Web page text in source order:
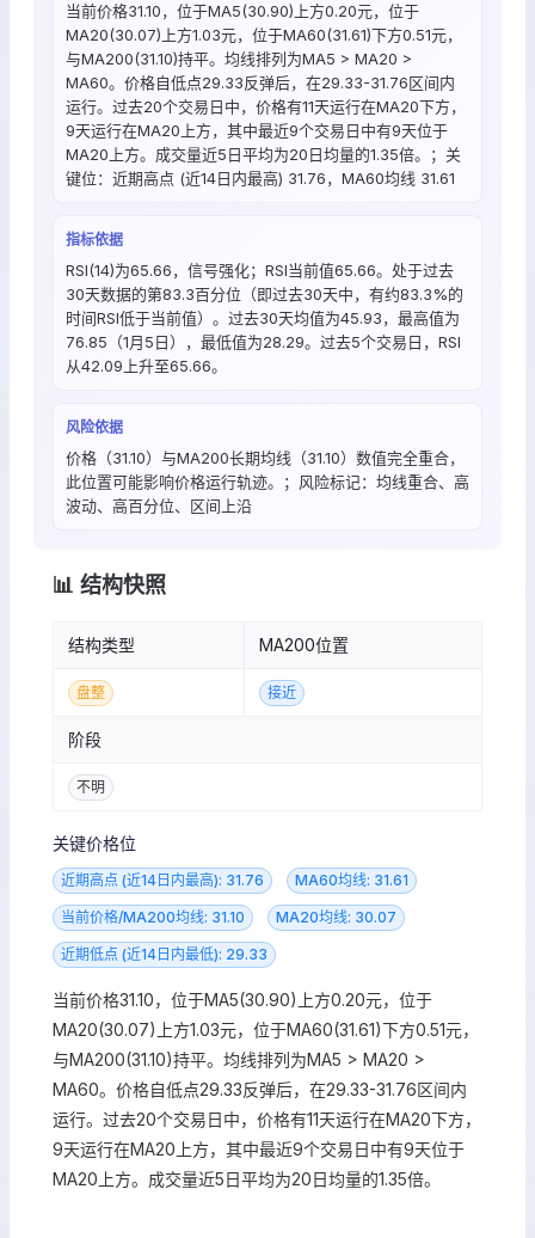
当前价格31.10，位于MA5(30.90)上方0.20元，位于
MA20(30.07)上方1.03元，位于MA60(31.61)下方0.51元，
与MA200(31.10)持平。均线排列为MA5 > MA20 >
MA60。价格自低点29.33反弹后，在29.33-31.76区间内
运行。过去20个交易日中，价格有11天运行在MA20下方，
9天运行在MA20上方，其中最近9个交易日中有9天位于
MA20上方。成交量近5日平均为20日均量的1.35倍。；关
键位：近期高点 (近14日内最高) 31.76，MA60均线 31.61
指标依据
RSI(14)为65.66，信号强化；RSI当前值65.66。处于过去
30天数据的第83.3百分位（即过去30天中，有约83.3%的
时间RSI低于当前值）。过去30天均值为45.93，最高值为
76.85（1月5日），最低值为28.29。过去5个交易日，RSI
从42.09上升至65.66。
风险依据
价格（31.10）与MA200长期均线（31.10）数值完全重合，
此位置可能影响价格运行轨迹。；风险标记：均线重合、高
波动、高百分位、区间上沿
📊 结构快照
结构类型 MA200位置
盘整 接近
阶段
不明
关键价格位
近期高点 (近14日内最高): 31.76 MA60均线: 31.61
当前价格/MA200均线: 31.10 MA20均线: 30.07
近期低点 (近14日内最低): 29.33
当前价格31.10，位于MA5(30.90)上方0.20元，位于
MA20(30.07)上方1.03元，位于MA60(31.61)下方0.51元，
与MA200(31.10)持平。均线排列为MA5 > MA20 >
MA60。价格自低点29.33反弹后，在29.33-31.76区间内
运行。过去20个交易日中，价格有11天运行在MA20下方，
9天运行在MA20上方，其中最近9个交易日中有9天位于
MA20上方。成交量近5日平均为20日均量的1.35倍。